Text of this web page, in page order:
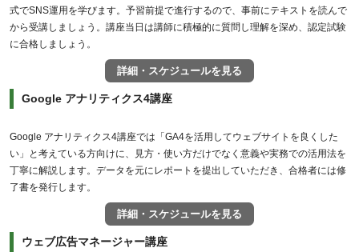
式でSNS運用を学びます。予習前提で進行するので、事前にテキストを読んで
から受講しましょう。講座当日は講師に積極的に質問し理解を深め、認定試験
に合格しましょう。
詳細・スケジュールを見る
Google アナリティクス4講座
Google アナリティクス4講座では「GA4を活用してウェブサイトを良くした
い」と考えている方向けに、見方・使い方だけでなく意義や実務での活用法を
丁寧に解説します。データを元にレポートを提出していただき、合格者には修
了書を発行します。
詳細・スケジュールを見る
ウェブ広告マネージャー講座